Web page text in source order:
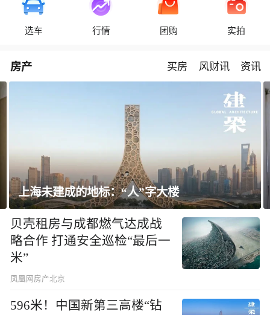
选车 行情 团购 实拍
房产 买房 风财讯 资讯
飘窗竟然能变身全屋C位 都后悔没早知道！
贝壳租房与成都燃气达成战
略合作 打通安全巡检“最后一
米”
凤凰网房产北京
596米！中国新第三高楼“钻